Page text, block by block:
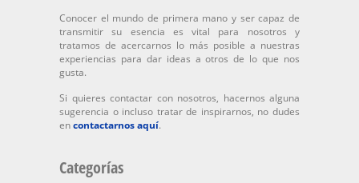
Conocer el mundo de primera mano y ser capaz de
transmitir su esencia es vital para nosotros y
tratamos de acercarnos lo más posible a nuestras
experiencias para dar ideas a otros de lo que nos
gusta.
Si quieres contactar con nosotros, hacernos alguna
sugerencia o incluso tratar de inspirarnos, no dudes
encontactarnos aquí.
Categorías